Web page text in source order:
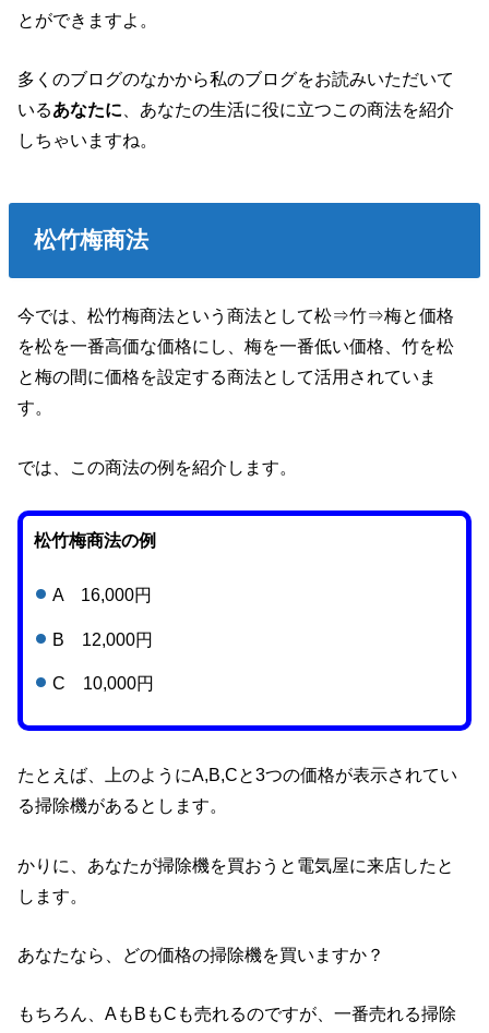
とができますよ。
多くのブログのなかから私のブログをお読みいただいて
いるあなたに 、あなたの生活に役に立つこの商法を紹介
しちゃいますね。
松竹梅商法
今では、松竹梅商法という商法として松⇒竹⇒梅と価格
を松を一番高価な価格にし、梅を一番低い価格、竹を松
と梅の間に価格を設定する商法として活用されていま
す。
では、この商法の例を紹介します。
松竹梅商法の例
A 16,000円
B 12,000円
C 10,000円
たとえば、上のようにA,B,Cと3つの価格が表示されてい
る掃除機があるとします。
かりに、あなたが掃除機を買おうと電気屋に来店したと
します。
あなたなら、どの価格の掃除機を買いますか？
もちろん、AもBもCも売れるのですが、一番売れる掃除